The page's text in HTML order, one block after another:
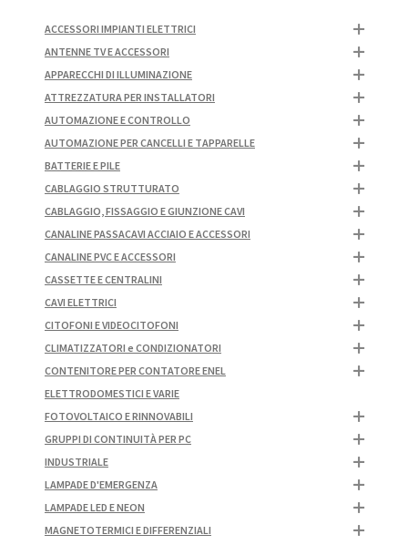
ACCESSORI IMPIANTI ELETTRICI
ANTENNE TV E ACCESSORI
APPARECCHI DI ILLUMINAZIONE
ATTREZZATURA PER INSTALLATORI
AUTOMAZIONE E CONTROLLO
AUTOMAZIONE PER CANCELLI E TAPPARELLE
BATTERIE E PILE
CABLAGGIO STRUTTURATO
CABLAGGIO, FISSAGGIO E GIUNZIONE CAVI
CANALINE PASSACAVI ACCIAIO E ACCESSORI
CANALINE PVC E ACCESSORI
CASSETTE E CENTRALINI
CAVI ELETTRICI
CITOFONI E VIDEOCITOFONI
CLIMATIZZATORI e CONDIZIONATORI
CONTENITORE PER CONTATORE ENEL
ELETTRODOMESTICI E VARIE
FOTOVOLTAICO E RINNOVABILI
GRUPPI DI CONTINUITÀ PER PC
INDUSTRIALE
LAMPADE D'EMERGENZA
LAMPADE LED E NEON
MAGNETOTERMICI E DIFFERENZIALI